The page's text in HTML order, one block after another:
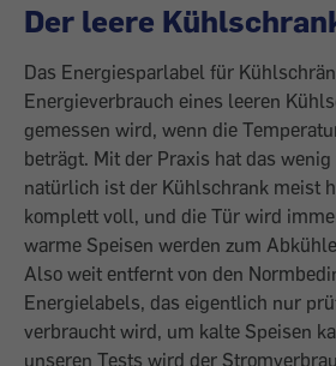
Der leere
Das Energiesparlabel für
Energieverbrauch eines leeren
gemessen wird, wenn die
beträgt. Mit der Praxis hat das wenig
natürlich ist der Kühlschrank meist
komplett voll, und die Tür wird
warme Speisen werden zum
Also weit entfernt von den
Energielabels, das eigentlich nur
verbraucht wird, um kalte Speisen
unseren Tests wird der